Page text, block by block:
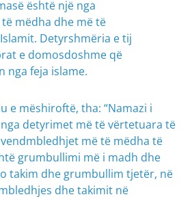
është një nga
mëdha dhe më të
Detyrshmëria e tij
e domosdoshme që
nga feja islame.
e mëshiroftë, tha: “Namazi i
detyrimet më të vërtetuara të
më të mëdha të
grumbullimi më i madh dhe
takim dhe grumbullim tjetër, në
dhe takimit në